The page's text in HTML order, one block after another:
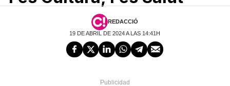
REDACCIÓ
19 DE ABRIL DE 2024 A LAS 14:41H